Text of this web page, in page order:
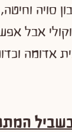
סויה
אבל
אדומה